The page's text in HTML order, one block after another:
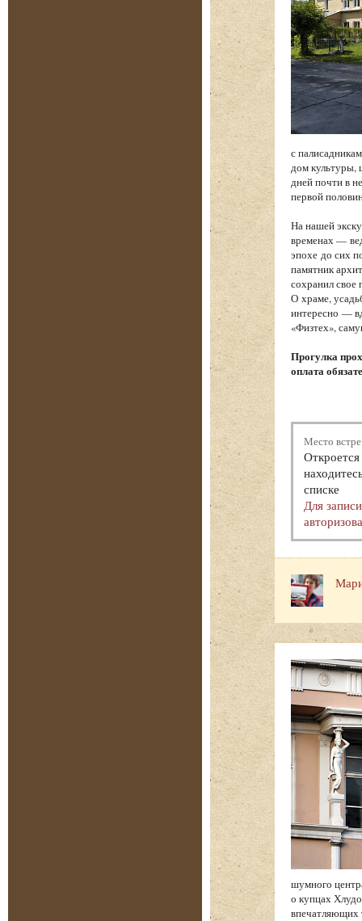
с
дом культуры,
дней почти в
первой
На нашей
временах —
эпохе до сих
памятник
сохранил свое
О храме,
интересно —
«Физтех»,
Прогулка
оплата
Место
списке
Для
шумного
о купцах
впечатляющих